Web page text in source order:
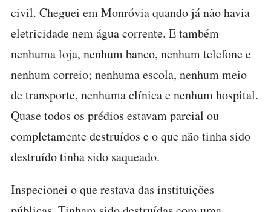
civil. Cheguei em Monróvia quando já não havia
eletricidade nem água corrente. E também
nenhuma loja, nenhum banco, nenhum telefone e
nenhum correio; nenhuma escola, nenhum meio
de transporte, nenhuma clínica e nenhum hospital.
Quase todos os prédios estavam parcial ou
completamente destruídos e o que não tinha sido
destruído tinha sido saqueado.
Inspecionei o que restava das instituições